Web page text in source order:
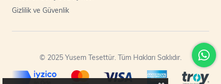
Gizlilik ve Güvenlik
© 2025 Yusem Tesettür. Tüm Hakları Saklıdır.